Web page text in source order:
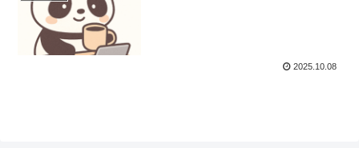
2025.10.08